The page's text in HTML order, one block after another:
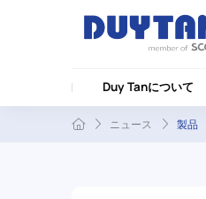
Duy Tanについて
ニュース 製品